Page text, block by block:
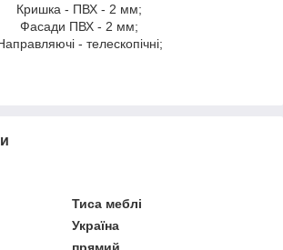
Кришка - ПВХ - 2 мм;
Фасади ПВХ - 2 мм;
- телескопічні;
Тиса меблі
Україна
прямий